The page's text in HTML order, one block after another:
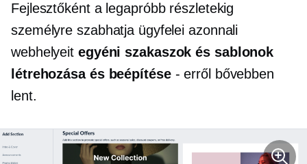
Fejlesztőként a legapróbb részletekig
személyre szabhatja ügyfelei azonnali
webhelyeit egyéni szakaszok és sablonok
létrehozása és beépítése- erről bővebben
lent.